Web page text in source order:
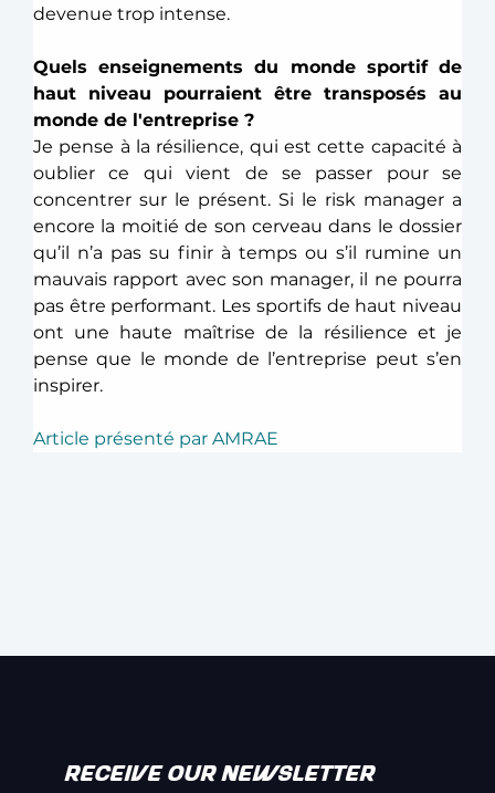
devenue trop intense.
Quels enseignements du monde sportif de
haut niveau pourraient être transposés au
monde de l'entreprise ?
Je pense à la résilience, qui est cette capacité à
oublier ce qui vient de se passer pour se
concentrer sur le présent. Si le risk manager a
encore la moitié de son cerveau dans le dossier
qu’il n’a pas su finir à temps ou s’il rumine un
mauvais rapport avec son manager, il ne pourra
pas être performant. Les sportifs de haut niveau
ont une haute maîtrise de la résilience et je
pense que le monde de l’entreprise peut s’en
inspirer.
Article présenté par AMRAE
RECEIVE OUR NEWSLETTER